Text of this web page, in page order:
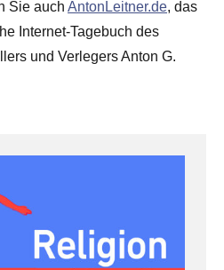
Sie auch AntonLeitner.de, das
Internet-Tagebuch des
und Verlegers Anton G.